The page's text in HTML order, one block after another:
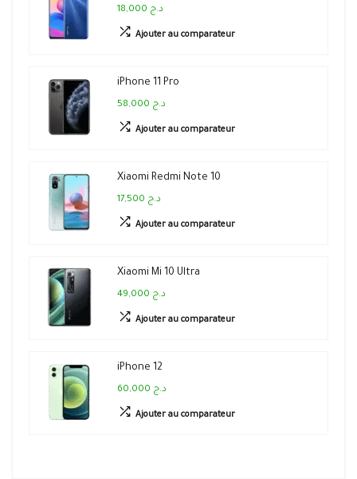
18,000 د.ج
Ajouter au comparateur
iPhone 11 Pro
58,000 د.ج
Ajouter au comparateur
Xiaomi Redmi Note 10
17,500 د.ج
Ajouter au comparateur
Xiaomi Mi 10 Ultra
49,000 د.ج
Ajouter au comparateur
iPhone 12
60,000 د.ج
Ajouter au comparateur